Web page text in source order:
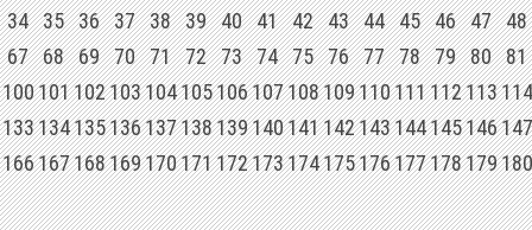
34 35 36 37 38 39 40 41 42 43 44 45 46 47 48
67 68 69 70 71 72 73 74 75 76 77 78 79 80 81
100101102103104105106107108109110111112113114
133134135136137138139140141142143144145146147
166167168169170171172173174175176177178179180